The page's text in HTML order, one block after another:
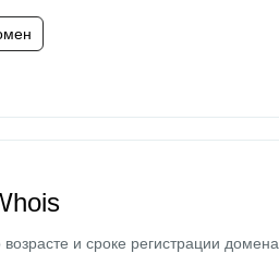
и сроке регистрации домена,